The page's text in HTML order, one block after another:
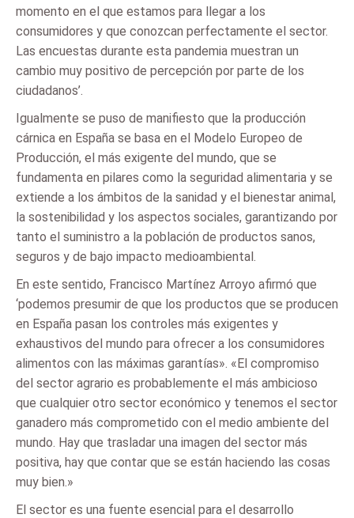
momento en el que estamos para llegar a los
consumidores y que conozcan perfectamente el sector.
Las encuestas durante esta pandemia muestran un
cambio muy positivo de percepción por parte de los
ciudadanos’.
Igualmente se puso de manifiesto que la producción
cárnica en España se basa en el Modelo Europeo de
Producción, el más exigente del mundo, que se
fundamenta en pilares como la seguridad alimentaria y se
extiende a los ámbitos de la sanidad y el bienestar animal,
la sostenibilidad y los aspectos sociales, garantizando por
tanto el suministro a la población de productos sanos,
seguros y de bajo impacto medioambiental.
En este sentido, Francisco Martínez Arroyo afirmó que
‘podemos presumir de que los productos que se producen
en España pasan los controles más exigentes y
exhaustivos del mundo para ofrecer a los consumidores
alimentos con las máximas garantías». «El compromiso
del sector agrario es probablemente el más ambicioso
que cualquier otro sector económico y tenemos el sector
ganadero más comprometido con el medio ambiente del
mundo. Hay que trasladar una imagen del sector más
positiva, hay que contar que se están haciendo las cosas
muy bien.»
El sector es una fuente esencial para el desarrollo